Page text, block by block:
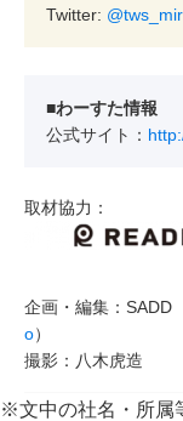
Twitter:
■わーすた情報
公式サイト：
取材協力：
企画・編集：
o）
撮影：八木虎造
※文中の社名・所属